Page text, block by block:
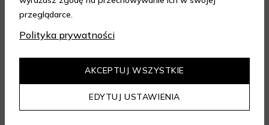
4.95/ 5.00
przeglądarce.
Polityka prywatności
EDYTUJ USTAWIENIA
AKCEPTUJ WSZYSTKIE